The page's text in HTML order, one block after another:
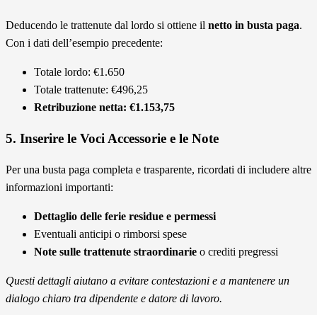
Deducendo le trattenute dal lordo si ottiene il netto in busta paga.
Con i dati dell’esempio precedente:
Totale lordo: €1.650
Totale trattenute: €496,25
Retribuzione netta: €1.153,75
5. Inserire le Voci Accessorie e le Note
Per una busta paga completa e trasparente, ricordati di includere altre
informazioni importanti:
Dettaglio delle ferie residue e permessi
Eventuali anticipi o rimborsi spese
Note sulle trattenute straordinarie o crediti pregressi
Questi dettagli aiutano a evitare contestazioni e a mantenere un
dialogo chiaro tra dipendente e datore di lavoro.